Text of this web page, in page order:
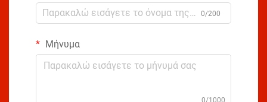
0/200
Μήνυμα
0/1000